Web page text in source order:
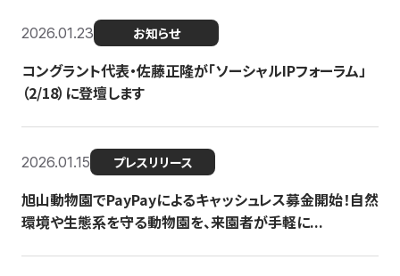
2026.01.23 お知らせ
コングラント代表・佐藤正隆が「ソーシャルIPフォーラム」
（2/18）に登壇します
2026.01.15 プレスリリース
旭山動物園でPayPayによるキャッシュレス募金開始！自然
環境や生態系を守る動物園を、来園者が手軽に...